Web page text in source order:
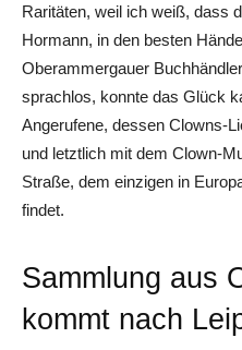
Raritäten, weil ich weiß, dass
Hormann, in den besten
Oberammergauer
sprachlos, konnte das Glück
Angerufene, dessen Clowns-
und letztlich mit dem Clown-
Straße, dem einzigen in
findet.
Sammlung aus
kommt nach